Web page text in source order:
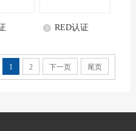
RED认证
1 2 下一页 尾页